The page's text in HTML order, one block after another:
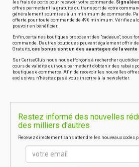
les frais de ports pour recevoir votre commande.
offres permettant la gratuité du transport de votre
généralement soumises à un minimum de commande.
offerte pour toute commande de 49€ minimum. Vérifiez
pouvoir en bénéficier.
Enfin, certaines boutiques proposent des "cadeaux", sous
commande. D'autres boutiques peuvent également offrir
Gratuits, ces bonus sont un des avantages de la vente
Sur CeriseClub, nous nous efforçons à rechercher
cours de validité qui vous permettent d'obtenir des rabais
boutiques e-commerce. Afin de recevoir les nouvelles
exclusives, n'hésitez pas à vous inscrire à la newsletter.
Restez informé des nouvelles
des milliers d'autres
Recevez directement sans attendre les nouveaux codes